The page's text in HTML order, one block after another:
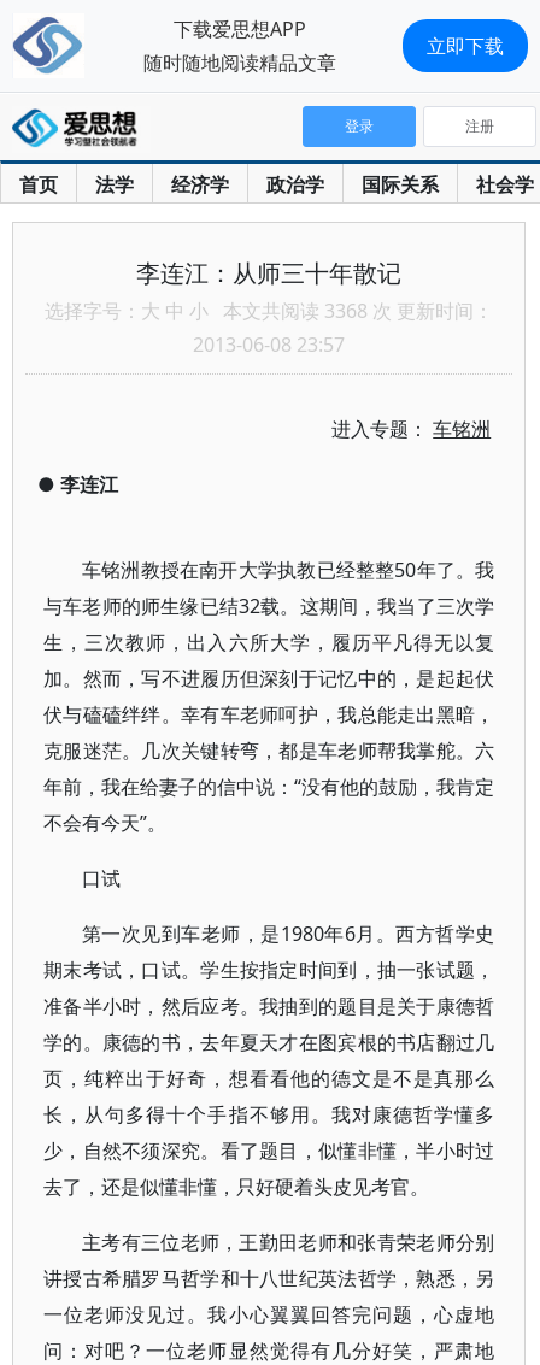
首页 法学 经济学 政治学 国际关系 社会学
登录 注册
李连江：从师三十年散记
选择字号： 大 中 小 本文共阅读 3368 次 更新时间：
2013-06-08 23:57
进入专题：车铭洲
● 李连江
车铭洲教授在南开大学执教已经整整50年了。我
与车老师的师生缘已结32载。这期间，我当了三次学
生，三次教师，出入六所大学，履历平凡得无以复
加。然而，写不进履历但深刻于记忆中的，是起起伏
伏与磕磕绊绊。幸有车老师呵护，我总能走出黑暗，
克服迷茫。几次关键转弯，都是车老师帮我掌舵。六
年前，我在给妻子的信中说：“没有他的鼓励，我肯定
不会有今天”。
口试
第一次见到车老师，是1980年6月。西方哲学史
期末考试，口试。学生按指定时间到，抽一张试题，
准备半小时，然后应考。我抽到的题目是关于康德哲
学的。康德的书，去年夏天才在图宾根的书店翻过几
页，纯粹出于好奇，想看看他的德文是不是真那么
长，从句多得十个手指不够用。我对康德哲学懂多
少，自然不须深究。看了题目，似懂非懂，半小时过
去了，还是似懂非懂，只好硬着头皮见考官。
主考有三位老师，王勤田老师和张青荣老师分别
讲授古希腊罗马哲学和十八世纪英法哲学，熟悉，另
一位老师没见过。我小心翼翼回答完问题，心虚地
问：对吧？一位老师显然觉得有几分好笑，严肃地
下载爱思想APP
随时随地阅读精品文章
立即下载